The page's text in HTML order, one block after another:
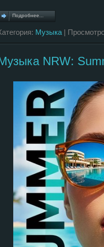
Подробнее...
Музыка |
NRW: